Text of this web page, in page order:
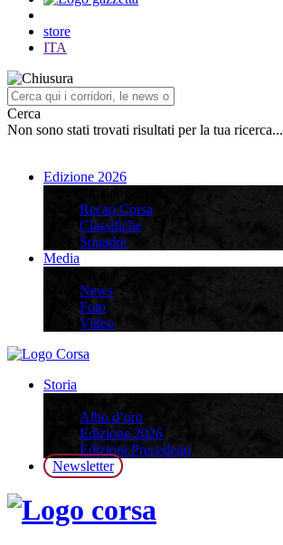
store
ITA
Cerca
Non sono stati trovati risultati per la tua ricerca...
Edizione 2026
Recap Corsa
Classifiche
Squadre
Media
News
Foto
Video
Storia
Albo d’oro
Edizione 2026
Edizioni Precedenti
Newsletter